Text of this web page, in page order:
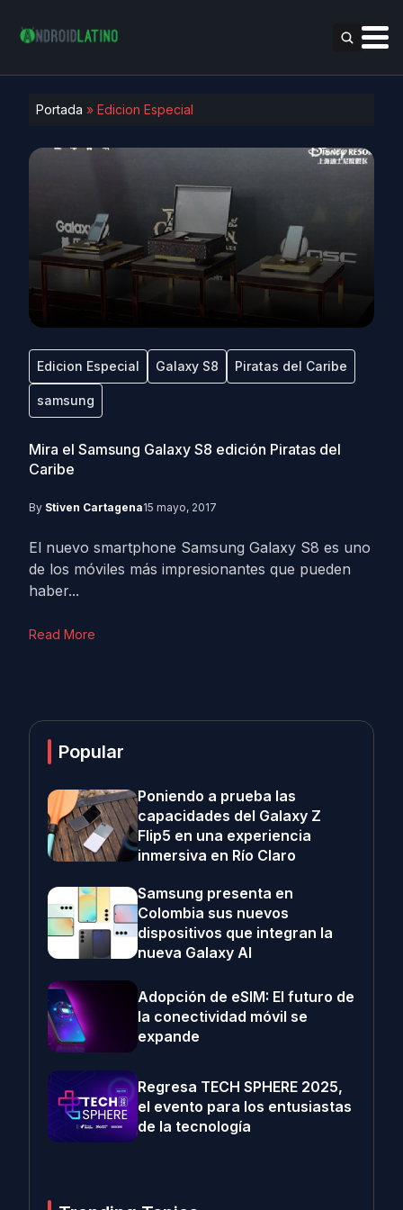
Portada » Edicion Especial
Edicion Especial Galaxy S8 Piratas del Caribe
samsung
Mira el Samsung Galaxy S8 edición Piratas del
Caribe
By Stiven Cartagena15 mayo, 2017
El nuevo smartphone Samsung Galaxy S8 es uno
de los móviles más impresionantes que pueden
haber...
Read More
Popular
Poniendo a prueba las
capacidades del Galaxy Z
Flip5 en una experiencia
inmersiva en Río Claro
Samsung presenta en
Colombia sus nuevos
dispositivos que integran la
nueva Galaxy AI
Adopción de eSIM: El futuro de
la conectividad móvil se
expande
Regresa TECH SPHERE 2025,
el evento para los entusiastas
de la tecnología